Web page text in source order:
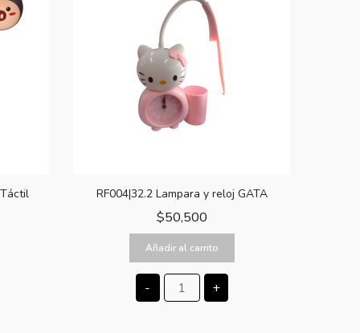
RF004|32.2 Lampara y reloj GATA
$50,500
Añadir al carrito
- +